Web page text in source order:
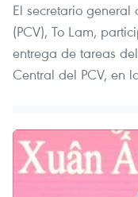
El secretario
(PCV), To Lam,
entrega de tareas
Central del PCV, en